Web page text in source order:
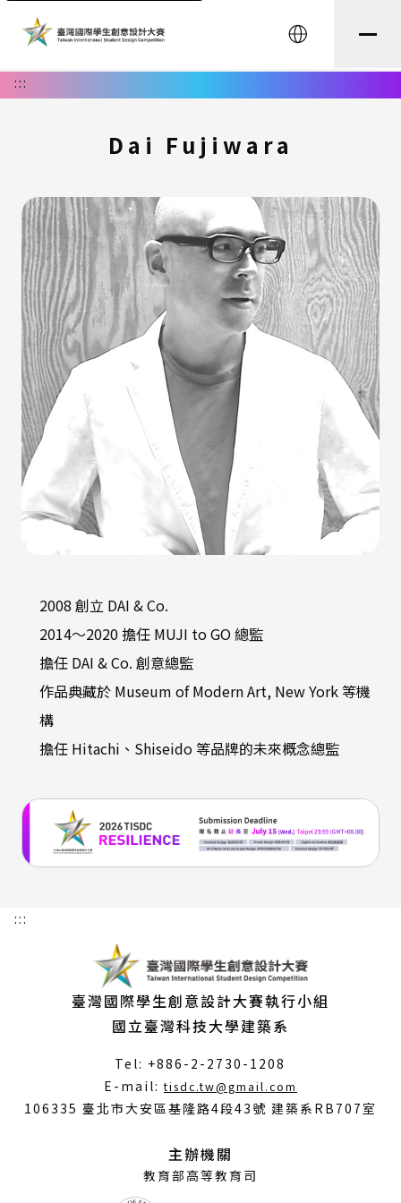
English
:::
Dai Fujiwara
2008 創立 DAI & Co.
2014～2020 擔任 MUJI to GO 總監
擔任 DAI & Co. 創意總監
作品典藏於 Museum of Modern Art, New York 等機
構
擔任 Hitachi、Shiseido 等品牌的未來概念總監
:::
臺灣國際學生創意設計大賽執行小組
國立臺灣科技大學建築系
Tel: +886-2-2730-1208
E-mail:tisdc.tw@gmail.com
開
106335 臺北市大安區基隆路4段43號 建築系RB707室
主辦機關
教育部高等教育司